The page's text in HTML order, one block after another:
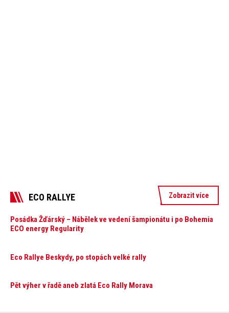
ECO RALLYE Zobrazit více
Posádka Žďárský – Nábělek ve vedení šampionátu i po Bohemia
ECO energy Regularity
Eco Rallye Beskydy, po stopách velké rally
Pět výher v řadě aneb zlatá Eco Rally Morava